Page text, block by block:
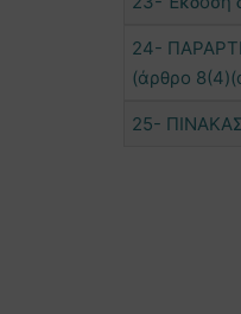
24-
(άρθρο
25-